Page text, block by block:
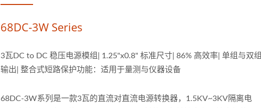
68DC-3W Series
3瓦DC to DC 稳压电源模组| 1.25"x0.8" 标准尺寸| 86% 高效率| 单组与双组
输出| 整合式短路保护功能：适用于量测与仪器设备
68DC-3W系列是一款3瓦的直流对直流电源转换器，1.5KV~3KV隔离电